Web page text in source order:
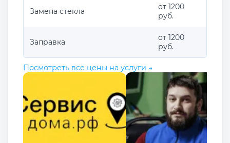
Замена стекла
от 1200
руб.
Заправка
от 1200
руб.
Посмотреть все цены на услуги →